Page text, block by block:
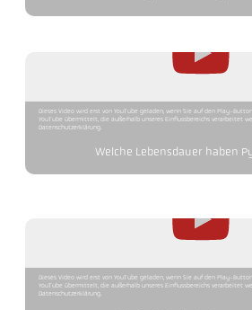
Dieses Video wird erst von YouTube geladen, wenn Sie auf den Play-
YouTube übermittelt, die außerhalb unseres Einflussbereichs verarbeitet
Datenschutzerklärung.
Welche Lebensdauer haben
Dieses Video wird erst von YouTube geladen, wenn Sie auf den Play-
YouTube übermittelt, die außerhalb unseres Einflussbereichs verarbeitet
Datenschutzerklärung.